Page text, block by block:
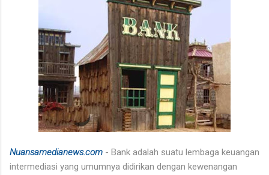
Nuansamedianews.com - Bank adalah suatu lembaga keuangan
intermediasi yang umumnya didirikan dengan kewenangan